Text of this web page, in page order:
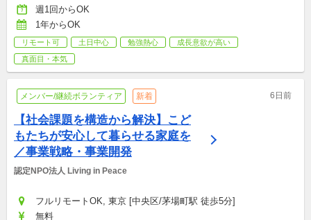
週1回からOK
1年からOK
リモート可 土日中心 勉強熱心
成長意欲が高い
真面目・本気
メンバー/継続ボランティア 新着 6日前
【社会課題を構造から解決】こど
もたちが安心して暮らせる家庭を
／事業戦略・事業開発
認定NPO法人 Living in Peace
フルリモートOK, 東京 [中央区/茅場町駅 徒歩5分]
無料